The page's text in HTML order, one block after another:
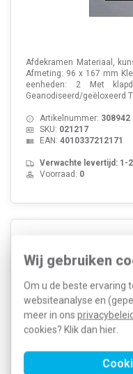
Wij gebruiken
Om u de beste ervaring
websiteanalyse en
meer in ons
cookies? Klik dan hier.
Afdekramen Materiaal,
Afmeting: 96 x 167 mm
eenheden: 2 Met
Geanodiseerd/geëloxeerd
Artikelnummer: 308942
SKU: 021217
EAN: 4010337212171
Verwachte levertijd: 1-
Voorraad: 0